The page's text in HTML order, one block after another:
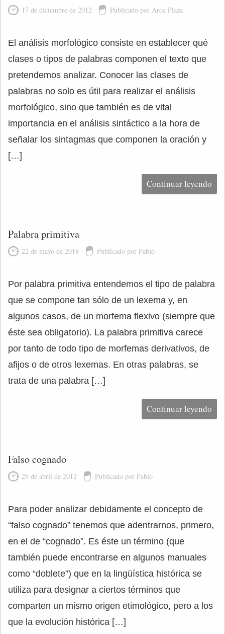
17 de diciembre de 2012 Publicado por Aroa Plaza
El análisis morfológico consiste en establecer qué
clases o tipos de palabras componen el texto que
pretendemos analizar. Conocer las clases de
palabras no solo es útil para realizar el análisis
morfológico, sino que también es de vital
importancia en el análisis sintáctico a la hora de
señalar los sintagmas que componen la oración y
[…]
Continuar leyendo
Palabra primitiva
22 de mayo de 2018 Publicado por Pablo
Por palabra primitiva entendemos el tipo de palabra
que se compone tan sólo de un lexema y, en
algunos casos, de un morfema flexivo (siempre que
éste sea obligatorio). La palabra primitiva carece
por tanto de todo tipo de morfemas derivativos, de
afijos o de otros lexemas. En otras palabras, se
trata de una palabra […]
Continuar leyendo
Falso cognado
29 de abril de 2012 Publicado por Pablo
Para poder analizar debidamente el concepto de
“falso cognado” tenemos que adentrarnos, primero,
en el de “cognado”. Es éste un término (que
también puede encontrarse en algunos manuales
como “doblete”) que en la lingüística histórica se
utiliza para designar a ciertos términos que
comparten un mismo origen etimológico, pero a los
que la evolución histórica […]